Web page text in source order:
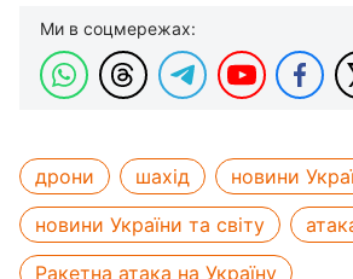
Ми в соцмережах:
дрони шахід
новини
новини України та світу
Ракетна атака на Україну